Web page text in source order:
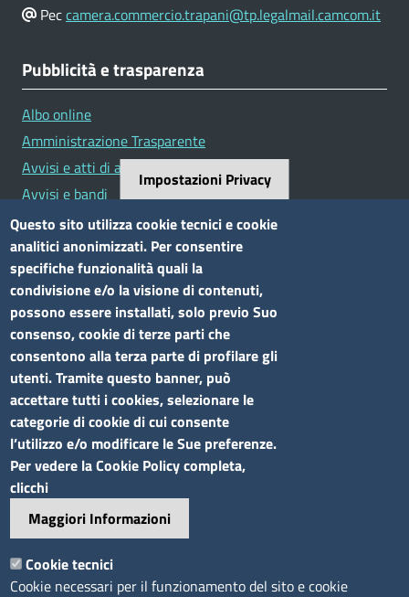
Peccamera.commercio.trapani@tp.legalmail.camcom.it
Pubblicità e trasparenza
Albo online
Amministrazione Trasparente
Avvisi e atti di altre Amministrazioni
Avvisi e bandi
Bandi di concorso
Siti tematici
Elenco siti tematici
Seguici su
Sito web
Accesso riservato
Mappa del sito
Footer
Feed RSS
Impostazioni Privacy
Questo sito utilizza cookie tecnici e cookie
analitici anonimizzati. Per consentire
specifiche funzionalità quali la
condivisione e/o la visione di contenuti,
possono essere installati, solo previo Suo
consenso, cookie di terze parti che
consentono alla terza parte di profilare gli
utenti. Tramite questo banner, può
accettare tutti i cookies, selezionare le
categorie di cookie di cui consente
l’utilizzo e/o modificare le Sue preferenze.
Per vedere la Cookie Policy completa,
clicchi
Maggiori Informazioni
Cookie tecnici
Cookie necessari per il funzionamento del sito e cookie